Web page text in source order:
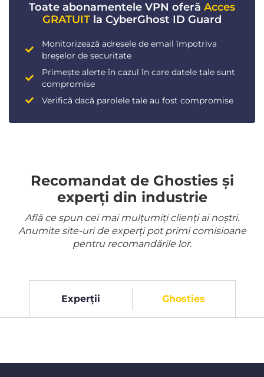
Toate abonamentele VPN oferă Acces
GRATUIT la CyberGhost ID Guard
Monitorizează adresele de email împotriva
breșelor de securitate
Primește alerte în cazul în care datele tale sunt
compromise
Verifică dacă parolele tale au fost compromise
Recomandat de Ghosties și
experți din industrie
Află ce spun cei mai mulțumiți clienți ai noștri.
Anumite site-uri de experți pot primi comisioane
pentru recomandările lor.
Experții Ghosties